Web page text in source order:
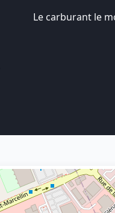
Le carburant le